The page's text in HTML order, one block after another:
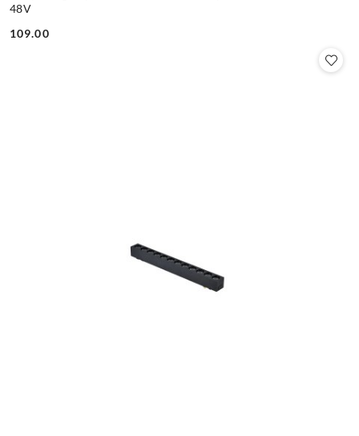
48V
Cena:
109.00